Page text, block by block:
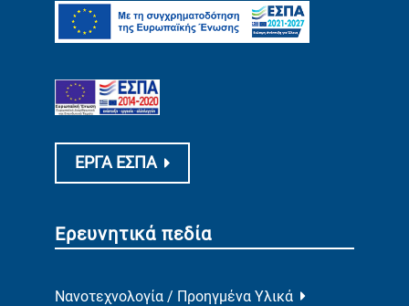
ΕΡΓΑ ΕΣΠΑ
Ερευνητικά πεδία
Νανοτεχνολογία / Προηγμένα Υλικά